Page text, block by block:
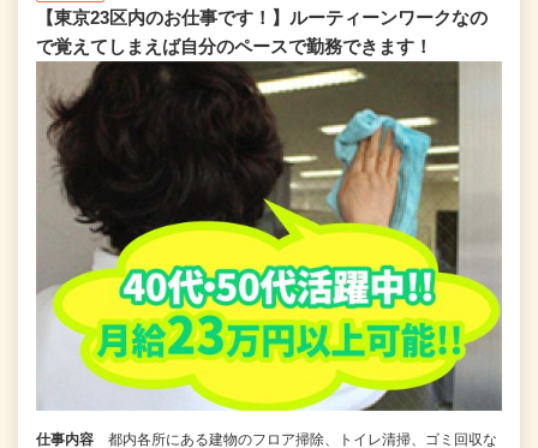
【東京23区内のお仕事です！】ルーティーンワークなの
で覚えてしまえば自分のペースで勤務できます！
仕事内容
都内各所にある建物のフロア掃除、トイレ清掃、ゴミ回収な